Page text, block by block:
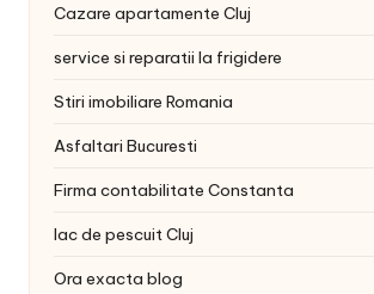
Cazare apartamente Cluj
service si reparatii la frigidere
Stiri imobiliare Romania
Asfaltari Bucuresti
Firma contabilitate Constanta
lac de pescuit Cluj
Ora exacta blog